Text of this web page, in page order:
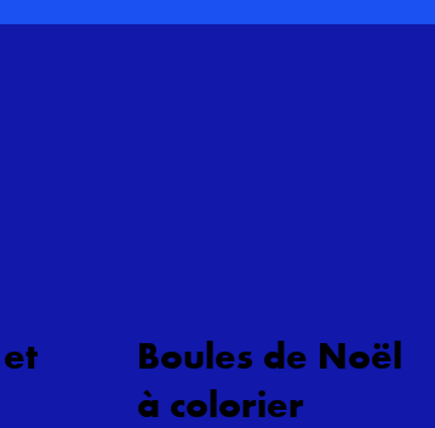
Boules de Noël
à colorier